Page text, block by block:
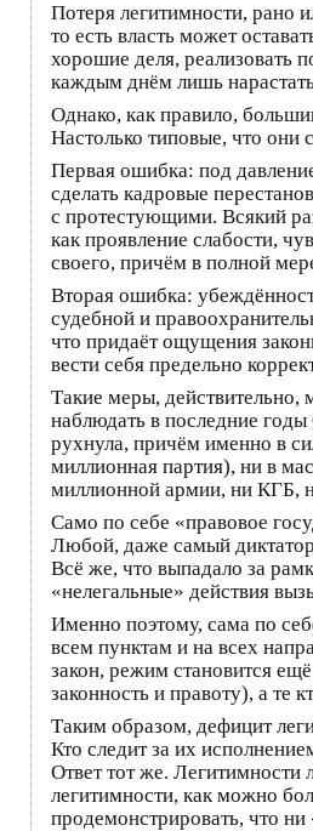
Потеря легитимности, рано
то есть власть может
хорошие деля, реализовать
каждым днём лишь
Однако, как правило,
Настолько типовые, что они
Первая ошибка: под
сделать кадровые
с протестующими. Всякий
как проявление слабости,
своего, причём в полной
Вторая ошибка:
судебной и
что придаёт ощущения
вести себя предельно
Такие меры, действительно,
наблюдать в последние
рухнула, причём именно в
миллионная партия), ни в
миллионной армии, ни КГБ,
Само по себе «правовое
Любой, даже самый
Всё же, что выпадало за
«нелегальные» действия
Именно поэтому, сама по
всем пунктам и на всех
закон, режим становится
законность и правоту), а те
Таким образом, дефицит
Кто следит за их
Ответ тот же. Легитимности
легитимности, как можно
продемонстрировать, что ни